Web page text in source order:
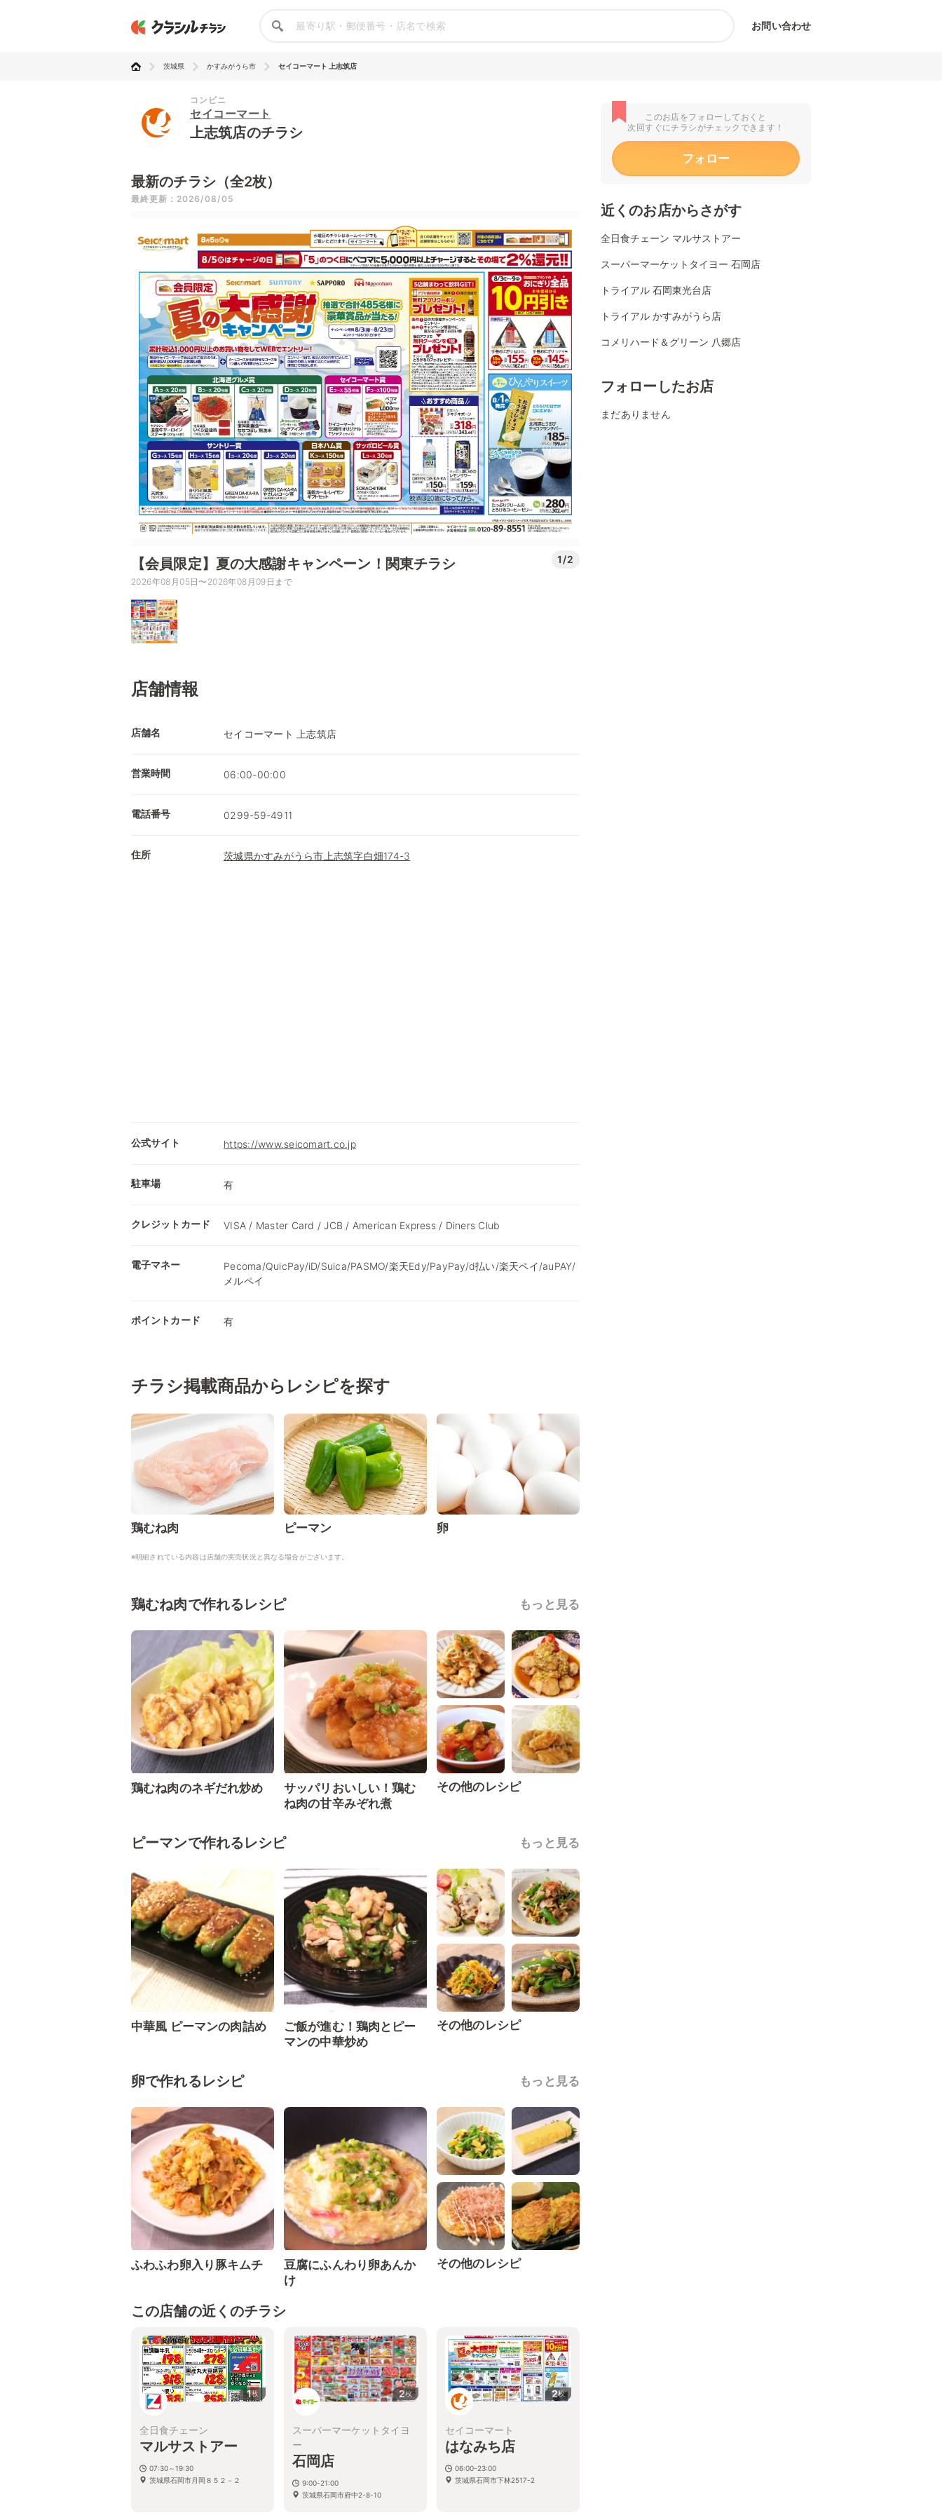
お問い合わせ
茨城県 かすみがうら市 セイコーマート 上志筑店
コンビニ
セイコーマート
上志筑店のチラシ
最新のチラシ（全2枚）
最終更新：2026/08/05
【会員限定】夏の大感謝キャンペーン！関東チラシ 1/2
2026年08月05日〜2026年08月09日まで
店舗情報
店舗名 セイコーマート 上志筑店
営業時間 06:00-00:00
電話番号 0299-59-4911
住所 茨城県かすみがうら市上志筑字白畑174-3
公式サイト https://www.seicomart.co.jp
駐車場 有
クレジットカード VISA / Master Card / JCB / American Express / Diners Club
電子マネー
Pecoma/QuicPay/iD/Suica/PASMO/楽天Edy/PayPay/d払い/楽天ペイ/auPAY/
メルペイ
ポイントカード 有
チラシ掲載商品からレシピを探す
鶏むね肉 ピーマン 卵
※明細されている内容は店舗の実売状況と異なる場合がございます。
鶏むね肉で作れるレシピ もっと見る
鶏むね肉のネギだれ炒め
サッパリおいしい！鶏む
ね肉の甘辛みぞれ煮
その他のレシピ
ピーマンで作れるレシピ もっと見る
中華風 ピーマンの肉詰め
ご飯が進む！鶏肉とピー
マンの中華炒め
その他のレシピ
卵で作れるレシピ もっと見る
ふわふわ卵入り豚キムチ
豆腐にふんわり卵あんか
け
その他のレシピ
この店舗の近くのチラシ
1枚
全日食チェーン
マルサストアー
07:30～19:30
茨城県石岡市月岡８５２－２
2枚
スーパーマーケットタイヨ
ー
石岡店
9:00-21:00
茨城県石岡市府中2-8-10
2枚
セイコーマート
はなみち店
06:00-23:00
茨城県石岡市下林2517-2
このお店をフォローしておくと
次回すぐにチラシがチェックできます！
フォロー
近くのお店からさがす
全日食チェーン マルサストアー
スーパーマーケットタイヨー 石岡店
トライアル 石岡東光台店
トライアル かすみがうら店
コメリハード＆グリーン 八郷店
フォローしたお店
まだありません